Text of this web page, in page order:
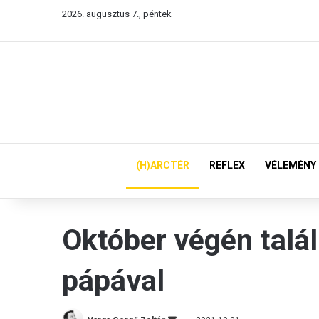
2026. augusztus 7., péntek
(H)ARCTÉR REFLEX VÉLEMÉNY
Október végén
pápával